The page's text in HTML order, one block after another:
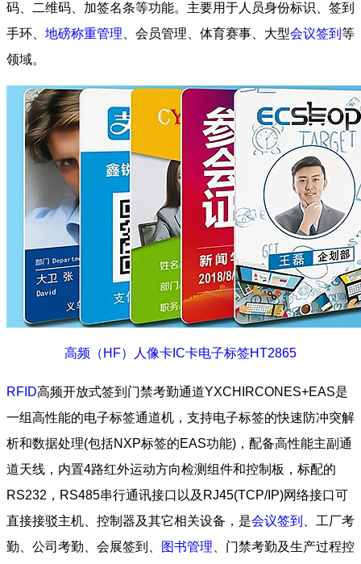
码、二维码、加签名条等功能。主要用于人员身份标识、签到
手环、 地磅称重管理 、会员管理、体育赛事、大型会议签到 等
领域。
高频（HF）人像卡IC卡电子标签HT2865
RFID高频开放式签到门禁考勤通道YXCHIRCONES+EAS是
一组高性能的电子标签通道机，支持电子标签的快速防冲突解
析和数据处理(包括NXP标签的EAS功能)，配备高性能主副通
道天线，内置4路红外运动方向检测组件和控制板，标配的
RS232，RS485串行通讯接口以及RJ45(TCP/IP)网络接口可
直接接驳主机、控制器及其它相关设备，是会议签到
、工厂考
勤、公司考勤、会展签到、
图书管理 、门禁考勤及生产过程控